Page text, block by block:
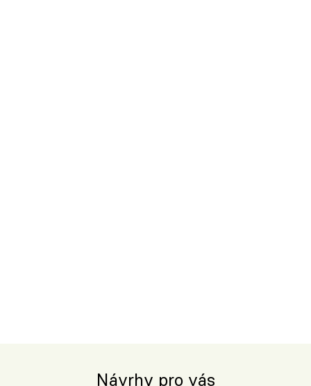
Návrhy pro vás